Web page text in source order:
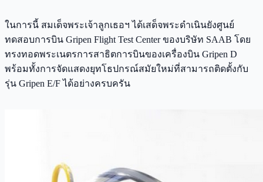
ในการนี้ สมเด็จพระเจ้าลูกเธอฯ ได้เสด็จพระดำเนินยังศูนย์
ทดสอบการบิน Gripen Flight Test Center ของบริษัท SAAB โดย
ทรงทอดพระเนตรการสาธิตการบินของเครื่องบิน Gripen D
พร้อมทั้งการจัดแสดงยุทโธปกรณ์สมัยใหม่ที่สามารถติดตั้งกับ
รุ่น Gripen E/F ได้อย่างครบครัน